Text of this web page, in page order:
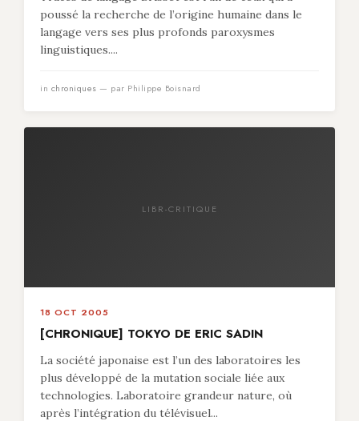
poussé la recherche de l’origine humaine dans le
langage vers ses plus profonds paroxysmes
linguistiques....
in chroniques — par Philippe Boisnard
LIBR-CRITIQUE
18 OCT 2005
[CHRONIQUE] TOKYO DE ERIC SADIN
La société japonaise est l’un des laboratoires les
plus développé de la mutation sociale liée aux
technologies. Laboratoire grandeur nature, où
après l’intégration du télévisuel...